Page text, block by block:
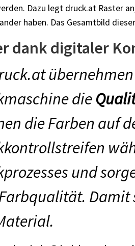
Dazu legt druck.at Raster
haben. Das Gesamtbild
dank digitaler
die
die Farben auf
und
Damit